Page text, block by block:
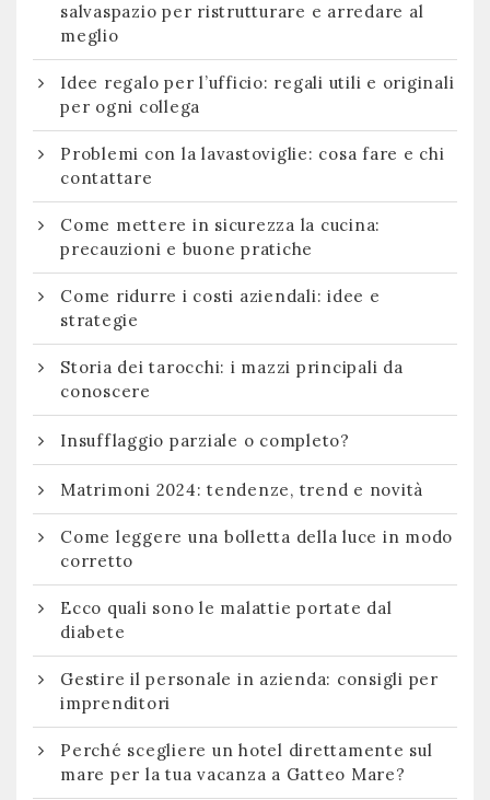
salvaspazio per ristrutturare e arredare al
meglio
Idee regalo per l’ufficio: regali utili e originali
per ogni collega
Problemi con la lavastoviglie: cosa fare e chi
contattare
Come mettere in sicurezza la cucina:
precauzioni e buone pratiche
Come ridurre i costi aziendali: idee e
strategie
Storia dei tarocchi: i mazzi principali da
conoscere
Insufflaggio parziale o completo?
Matrimoni 2024: tendenze, trend e novità
Come leggere una bolletta della luce in modo
corretto
Ecco quali sono le malattie portate dal
diabete
Gestire il personale in azienda: consigli per
imprenditori
Perché scegliere un hotel direttamente sul
mare per la tua vacanza a Gatteo Mare?